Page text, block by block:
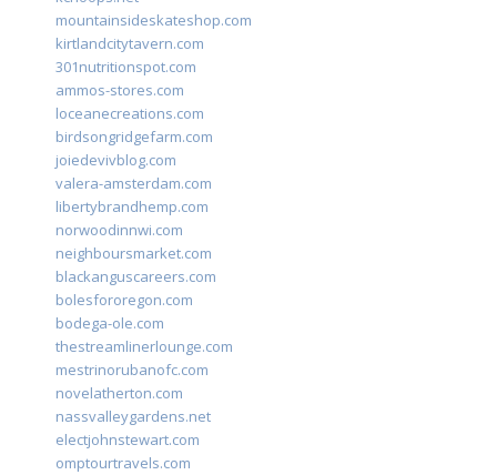
mountainsideskateshop.com
kirtlandcitytavern.com
301nutritionspot.com
ammos-stores.com
loceanecreations.com
birdsongridgefarm.com
joiedevivblog.com
valera-amsterdam.com
libertybrandhemp.com
norwoodinnwi.com
neighboursmarket.com
blackanguscareers.com
bolesfororegon.com
bodega-ole.com
thestreamlinerlounge.com
mestrinorubanofc.com
novelatherton.com
nassvalleygardens.net
electjohnstewart.com
omptourtravels.com